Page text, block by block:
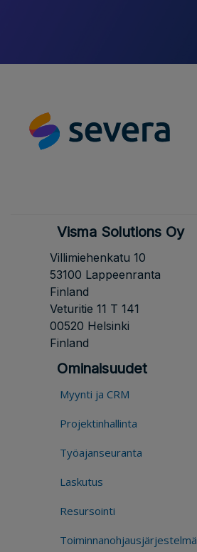
Visma Solutions Oy
Villimiehenkatu 10
53100 Lappeenranta
Finland
Veturitie 11 T 141
00520 Helsinki
Finland
Ominaisuudet
Myynti ja CRM
Projektinhallinta
Työajanseuranta
Laskutus
Resursointi
Toiminnanohjausjärjestelmä